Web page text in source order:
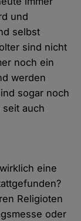
und
selbst
sind nicht
noch ein
werden
sogar noch
auch
eine
Religioten
oder